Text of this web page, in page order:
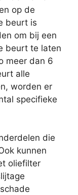
op de
beurt is
om bij een
beurt te laten
meer dan 6
alle
worden er
specifieke
die
kunnen
oliefilter